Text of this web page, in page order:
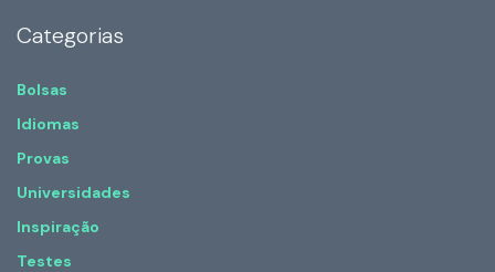
Categorias
Bolsas
Idiomas
Provas
Universidades
Inspiração
Testes